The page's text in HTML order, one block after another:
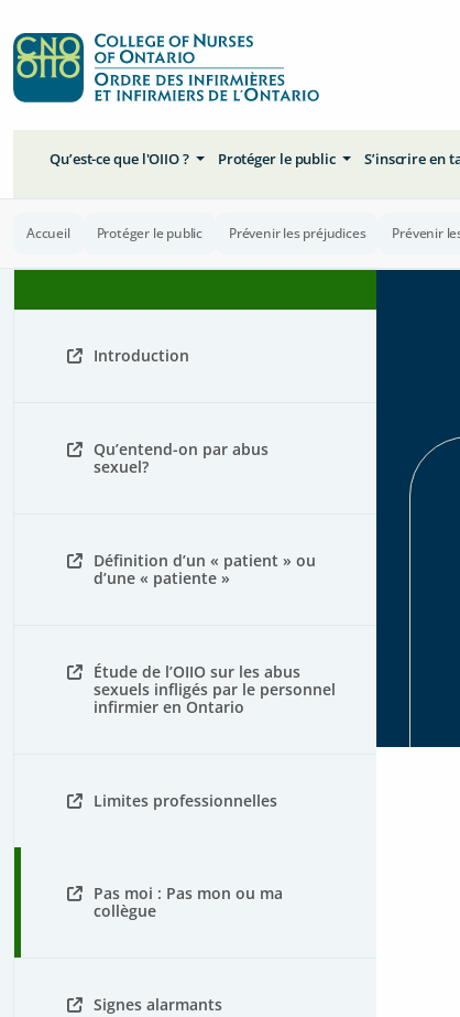
Qu’est-ce que l'OIIO ? Protéger le public S’inscrire en
Accueil Protéger le public Prévenir les préjudices Prévenir
Introduction
Qu’entend-on par abus
sexuel?
Définition d’un « patient » ou
d’une « patiente »
Étude de l’OIIO sur les abus
sexuels infligés par le personnel
infirmier en Ontario
Limites professionnelles
Pas moi : Pas mon ou ma
collègue
Signes alarmants